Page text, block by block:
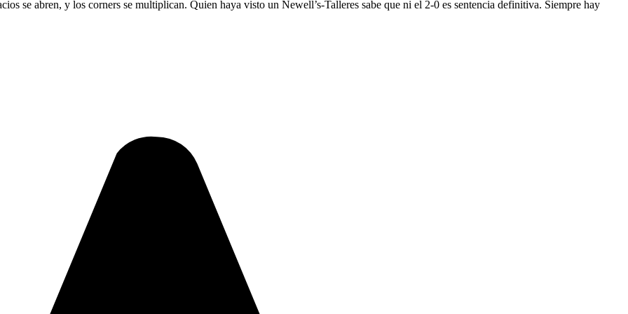
se abren, y los corners se multiplican. Quien haya visto un Newell’s-Talleres sabe que ni el 2-0 es sentencia definitiva. Siempre hay